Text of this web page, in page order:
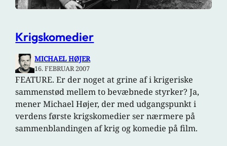
Krigskomedier
MICHAEL HØJER
16. FEBRUAR 2007
FEATURE. Er der noget at grine af i krigeriske
sammenstød mellem to bevæbnede styrker? Ja,
mener Michael Højer, der med udgangspunkt i
verdens første krigskomedier ser nærmere på
sammenblandingen af krig og komedie på film.